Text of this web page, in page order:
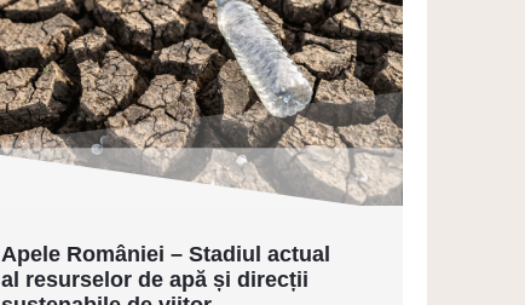
Apele României – Stadiul actual
al resurselor de apă și direcții